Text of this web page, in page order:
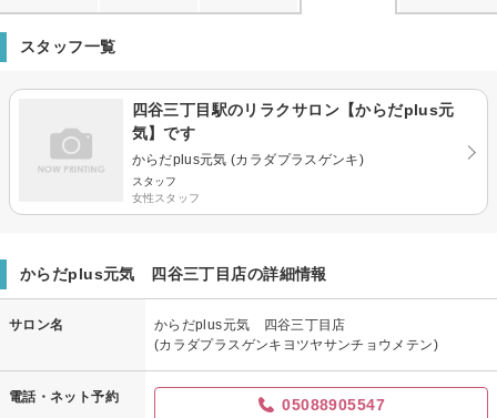
スタッフ一覧
四谷三丁目駅のリラクサロン【からだplus元
気】です
からだplus元気 (カラダプラスゲンキ)
スタッフ
女性スタッフ
からだplus元気 四谷三丁目店の詳細情報
サロン名
からだplus元気 四谷三丁目店
(カラダプラスゲンキヨツヤサンチョウメテン)
電話・ネット予約 05088905547